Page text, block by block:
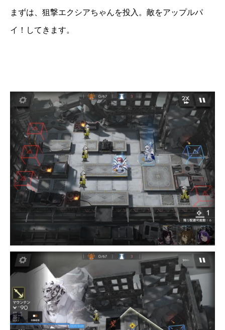
まずは、狙撃エクシアちゃんを投入。敵をアップルパ
イ！してきます。